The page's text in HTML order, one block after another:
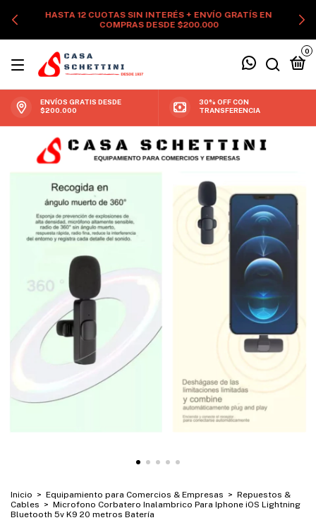
HASTA 12 CUOTAS SIN INTERÉS + ENVÍO GRATÍS EN
COMPRAS DESDE $200.000
0
ENVÍOS GRATIS DESDE
$200.000
30% OFF CON
TRANSFERENCIA
Inicio > Equipamiento para Comercios & Empresas > Repuestos &
Cables > Microfono Corbatero Inalambrico Para Iphone iOS Lightning
Bluetooth 5v K9 20 metros Batería